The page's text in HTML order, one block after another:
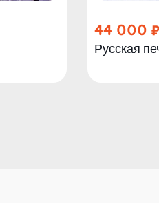
44 000
Русская